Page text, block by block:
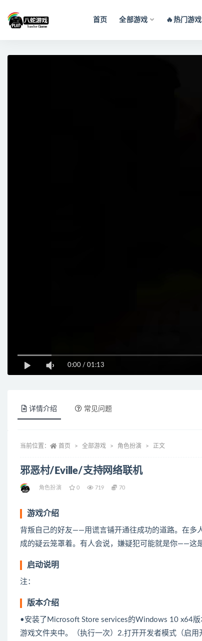
首页 全部游戏 🔥热门游戏
0:00 / 01:13
详情介绍 常见问题
当前位置： 首页 全部游戏 角色扮演 正文
邪恶村/Eville/支持网络联机
角色扮演 0 719 70
游戏介绍
背叛自己的好友——用谎言铺开通往成功的道路。在多
成的疑云笼罩着。有人会说，嫌疑犯可能就是你——这
启动说明
注：
版本介绍
•安装了Microsoft Store services的Windows 10 x64
游戏文件夹中。（执行一次）2.打开开发者模式（启